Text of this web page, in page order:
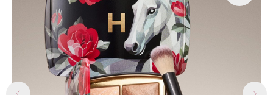
ПОКУПАТЕЛЯМ
МЕНЮ